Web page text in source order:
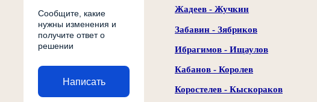
Сообщите, какие
нужны изменения и
получите ответ о
решении
Написать
Жадеев - Жучкин
Забавин - Зябриков
Ибрагимов - Ищаулов
Кабанов - Королев
Коростелев - Кыскораков